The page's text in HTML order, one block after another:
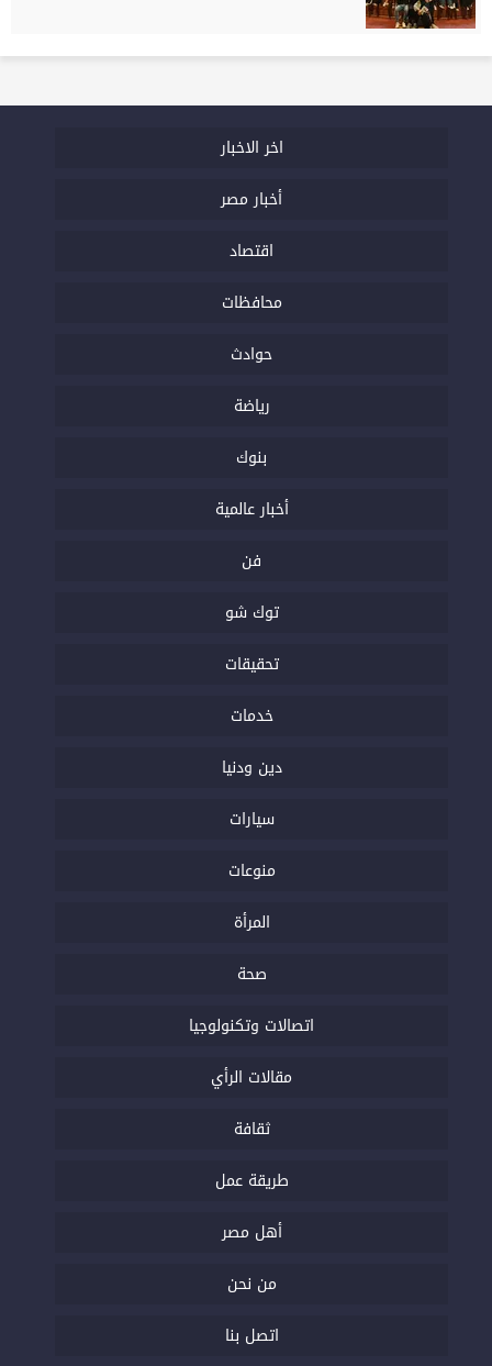
اخر الاخبار
أخبار مصر
اقتصاد
محافظات
حوادث
رياضة
بنوك
أخبار عالمية
فن
توك شو
تحقيقات
خدمات
دين ودنيا
سيارات
منوعات
المرأة
صحة
اتصالات وتكنولوجيا
مقالات الرأي
ثقافة
طريقة عمل
أهل مصر
من نحن
اتصل بنا